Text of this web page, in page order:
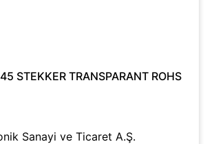
STEKKER TRANSPARANT ROHS
Sanayi ve Ticaret A.Ş.